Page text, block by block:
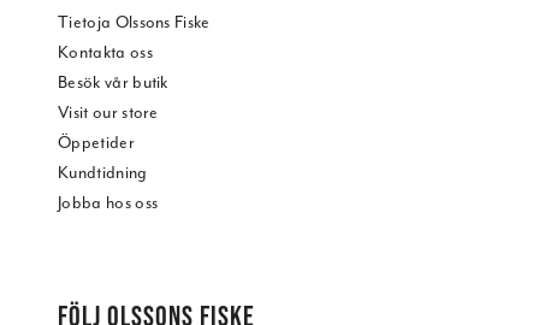
Tietoja Olssons Fiske
Kontakta oss
Besök vår butik
Visit our store
Öppetider
Kundtidning
Jobba hos oss
FÖLJ OLSSONS FISKE